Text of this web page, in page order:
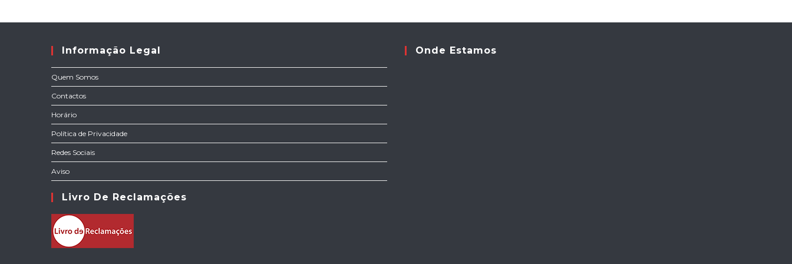
Informação Legal
Quem Somos
Contactos
Horário
Política de Privacidade
Redes Sociais
Aviso
Livro De Reclamações
Onde Estamos